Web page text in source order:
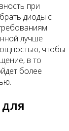
при
диоды с
лучше
чтобы
в то
более